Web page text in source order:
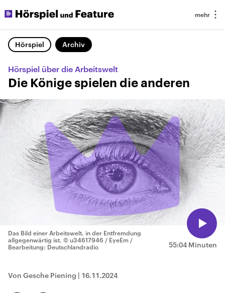
Hörspiel Archiv
Hörspiel über die Arbeitswelt
Die Könige spielen die anderen
55:04 Minuten
Das Bild einer Arbeitswelt, in der Entfremdung
allgegenwärtig ist. © u34617946 / EyeEm /
Bearbeitung: Deutschlandradio
Von Gesche Piening | 16.11.2024